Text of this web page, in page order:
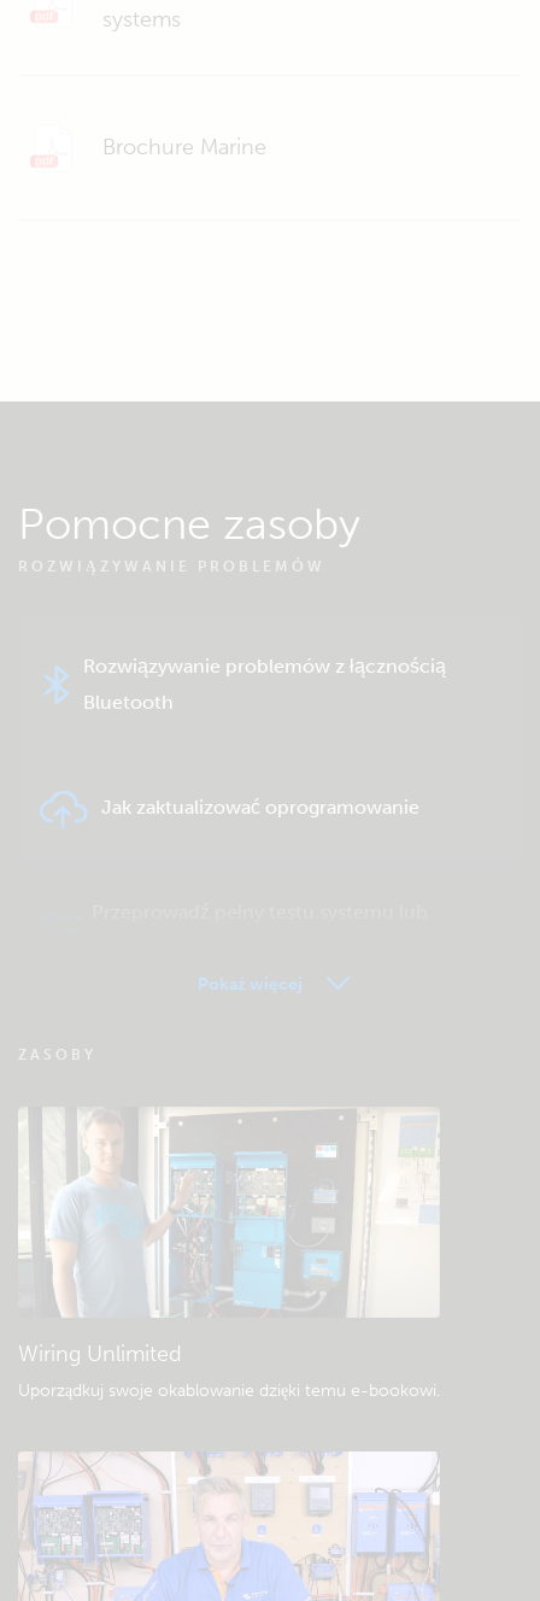
systems
Brochure Marine
Pomocne zasoby
ROZWIĄZYWANIE PROBLEMÓW
Rozwiązywanie problemów z łącznością
Bluetooth
Jak zaktualizować oprogramowanie
Sprawdź bazę wiedzy społeczności Victron
Ogólne pliki do pobrania i dokumentacja
Pokaż więcej
ZASOBY
Wiring Unlimited
Uporządkuj swoje okablowanie dzięki temu e-bookowi.